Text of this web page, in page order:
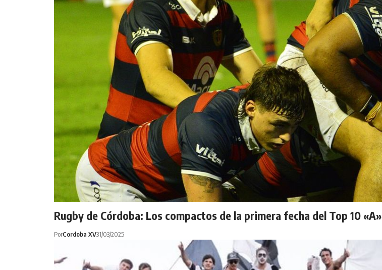
Rugby de Córdoba: Los compactos de la primera fecha del Top 10 «A»
PorCordoba XV31/03/2025